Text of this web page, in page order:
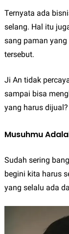
Ternyata ada
selang. Hal itu
sang paman
tersebut.
Ji An tidak
sampai bisa
yang harus dijual?
Musuhmu
Sudah sering
begini kita harus
yang selalu ada